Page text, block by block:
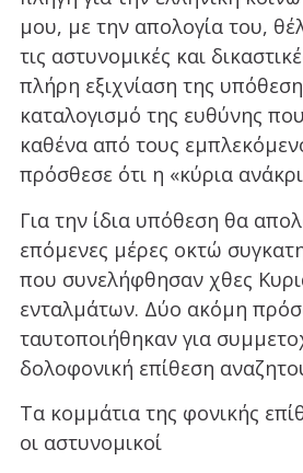
μου, με την απολογία του,
τις αστυνομικές και
πλήρη εξιχνίαση της
καταλογισμό της ευθύνης
καθένα από τους
πρόσθεσε ότι η «κύρια
Για την ίδια υπόθεση θα
επόμενες μέρες οκτώ
που συνελήφθησαν χθες
ενταλμάτων. Δύο ακόμη
ταυτοποιήθηκαν για
δολοφονική επίθεση
Τα κομμάτια της φονικής
οι αστυνομικοί